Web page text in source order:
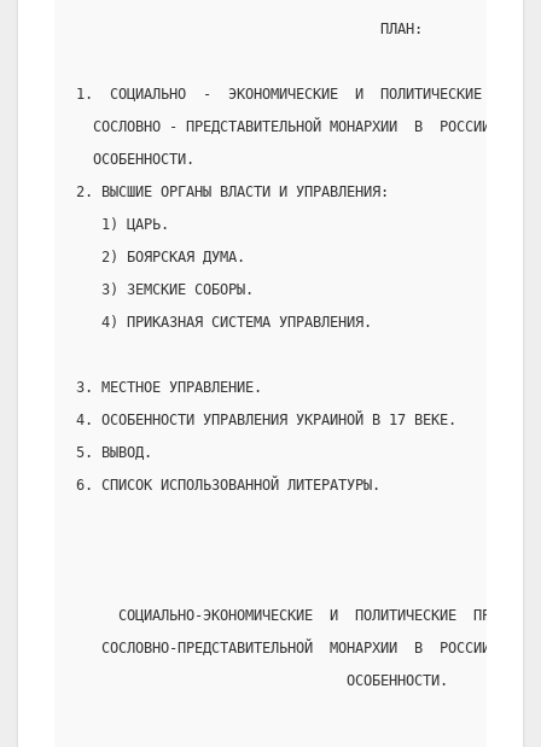
                                    ПЛАН:
1.  СОЦИАЛЬНО  -  ЭКОНОМИЧЕСКИЕ  И  ПОЛИТИЧЕСКИЕ
СОСЛОВНО - ПРЕДСТАВИТЕЛЬНОЙ МОНАРХИИ  В  РОССИИ,  ЕЁ
  ОСОБЕННОСТИ.
2. ВЫСШИЕ ОРГАНЫ ВЛАСТИ И УПРАВЛЕНИЯ:
   1) ЦАРЬ.
   2) БОЯРСКАЯ ДУМА.
   3) ЗЕМСКИЕ СОБОРЫ.
   4) ПРИКАЗНАЯ СИСТЕМА УПРАВЛЕНИЯ.
3. МЕСТНОЕ УПРАВЛЕНИЕ.
4. ОСОБЕННОСТИ УПРАВЛЕНИЯ УКРАИНОЙ В 17 ВЕКЕ.
5. ВЫВОД.
6. СПИСОК ИСПОЛЬЗОВАННОЙ ЛИТЕРАТУРЫ.
СОЦИАЛЬНО-ЭКОНОМИЧЕСКИЕ  И  ПОЛИТИЧЕСКИЕ
СОСЛОВНО-ПРЕДСТАВИТЕЛЬНОЙ  МОНАРХИИ  В  РОССИИ, ЕЁ
                                ОСОБЕННОСТИ.